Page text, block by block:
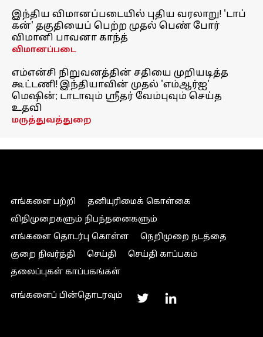
இந்திய விமானப்படையில் புதிய வரலாறு! 'டாப்
கன்' தகுதியைப் பெற்ற முதல் பெண் போர்
விமானி பாவனா காந்த்
விமானப்படை
எம்என்சி நிறுவனத்தின் சதியை முறியடித்த
கூட்டணி! இந்தியாவின் முதல் 'எம்ஆர்ஐ'
மெஷின்; டாடாவும் ஸ்ரீதர் வேம்புவும் செய்த
உதவி
மருத்துவத்துறை
எங்களை பற்றி
தனியுரிமைக் கொள்கை
விதிமுறைகளும் நிபந்தனைகளும்
எங்களை தொடர்பு கொள்ள
நெறிமுறை நடத்தை
குறை நிவர்த்தி
செய்தி
செய்தி காப்பகம்
தலைப்புகள் காப்பகங்கள்
எங்களைப் பின்தொடரவும்